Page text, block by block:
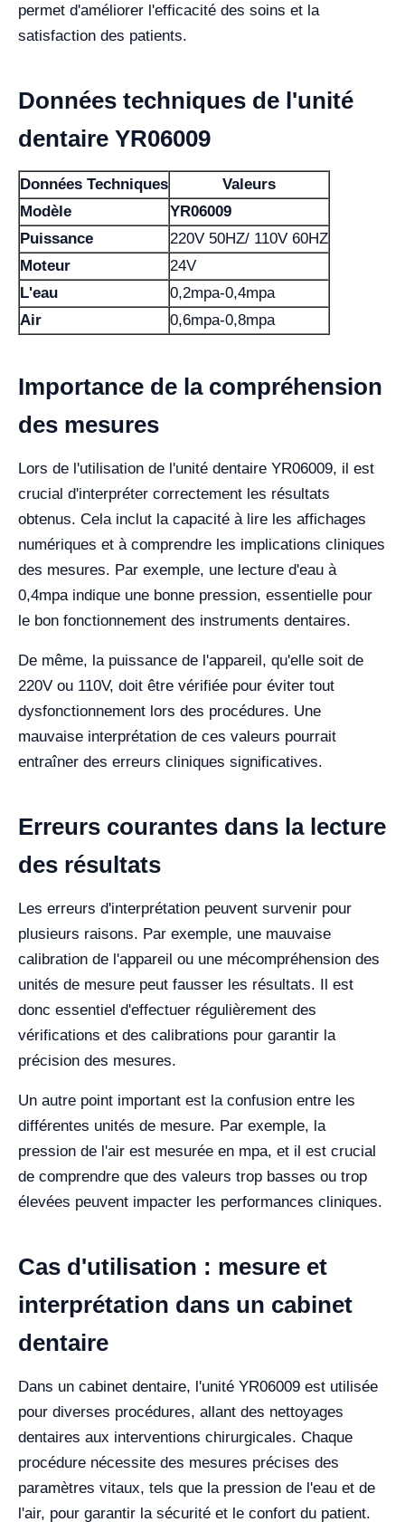
permet d'améliorer l'efficacité des soins et la
satisfaction des patients.
Données techniques de l'unité
dentaire YR06009
Données Techniques
Valeurs
Modèle
YR06009
Puissance
220V 50HZ/ 110V 60HZ
Moteur
24V
L'eau
0,2mpa-0,4mpa
Air
0,6mpa-0,8mpa
Importance de la compréhension
des mesures
Lors de l'utilisation de l'unité dentaire YR06009, il est
crucial d'interpréter correctement les résultats
obtenus. Cela inclut la capacité à lire les affichages
numériques et à comprendre les implications cliniques
des mesures. Par exemple, une lecture d'eau à
0,4mpa indique une bonne pression, essentielle pour
le bon fonctionnement des instruments dentaires.
De même, la puissance de l'appareil, qu'elle soit de
220V ou 110V, doit être vérifiée pour éviter tout
dysfonctionnement lors des procédures. Une
mauvaise interprétation de ces valeurs pourrait
entraîner des erreurs cliniques significatives.
Erreurs courantes dans la lecture
des résultats
Les erreurs d'interprétation peuvent survenir pour
plusieurs raisons. Par exemple, une mauvaise
calibration de l'appareil ou une mécompréhension des
unités de mesure peut fausser les résultats. Il est
donc essentiel d'effectuer régulièrement des
vérifications et des calibrations pour garantir la
précision des mesures.
Un autre point important est la confusion entre les
différentes unités de mesure. Par exemple, la
pression de l'air est mesurée en mpa, et il est crucial
de comprendre que des valeurs trop basses ou trop
élevées peuvent impacter les performances cliniques.
Cas d'utilisation : mesure et
interprétation dans un cabinet
dentaire
Dans un cabinet dentaire, l'unité YR06009 est utilisée
pour diverses procédures, allant des nettoyages
dentaires aux interventions chirurgicales. Chaque
procédure nécessite des mesures précises des
paramètres vitaux, tels que la pression de l'eau et de
l'air, pour garantir la sécurité et le confort du patient.